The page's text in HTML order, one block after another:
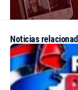
Noticias